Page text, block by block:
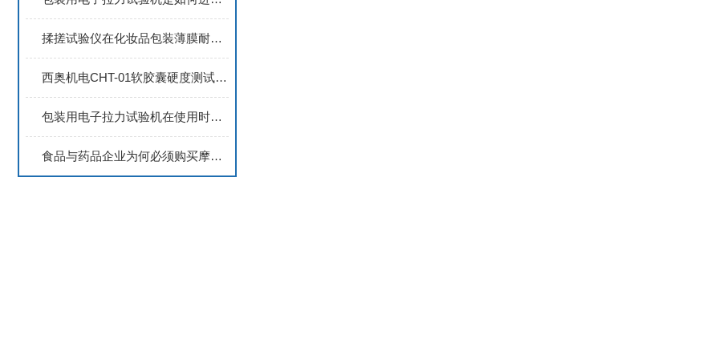
揉搓试验仪在化妆品包装薄膜耐揉搓性与防泄漏测试中的应用分析
西奥机电CHT-01软胶囊硬度测试仪：精准测量，守护软胶囊品质新高度
包装用电子拉力试验机在使用时有什么要领需要注意的
食品与药品企业为何必须购买摩擦系数仪？